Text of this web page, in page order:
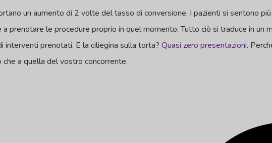
un aumento di 2 volte del tasso di conversione. I pazienti si sentono
prenotare le procedure proprio in quel momento. Tutto ciò si traduce in un
interventi prenotati. E la ciliegina sulla torta?Quasi zero presentazioni.
a quella del vostro concorrente.